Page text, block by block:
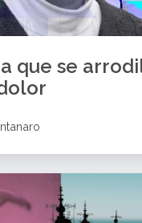
que se